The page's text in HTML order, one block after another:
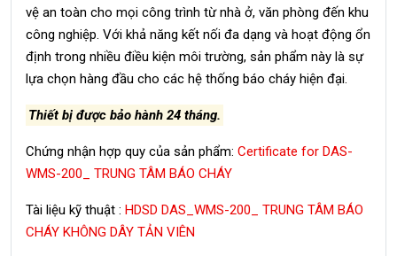
vệ an toàn cho mọi công trình từ nhà ở, văn phòng đến khu
công nghiệp. Với khả năng kết nối đa dạng và hoạt động ổn
định trong nhiều điều kiện môi trường, sản phẩm này là sự
lựa chọn hàng đầu cho các hệ thống báo cháy hiện đại.
Thiết bị được bảo hành 24 tháng.
Chứng nhận hợp quy của sản phẩm: Certificate for DAS-
WMS-200_ TRUNG TÂM BÁO CHÁY
Tài liệu kỹ thuật : HDSD DAS_WMS-200_ TRUNG TÂM BÁO
CHÁY KHÔNG DÂY TẢN VIÊN